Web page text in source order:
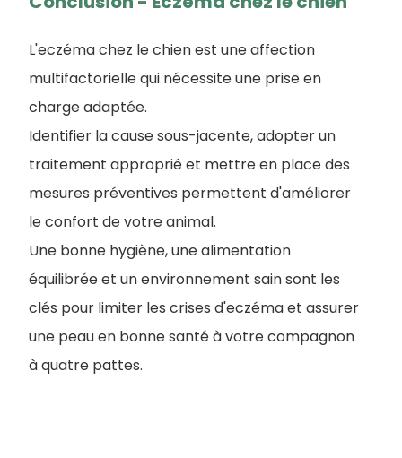
L'eczéma chez le chien est une affection
multifactorielle qui nécessite une prise en
charge adaptée.
Identifier la cause sous-jacente, adopter un
traitement approprié et mettre en place des
mesures préventives permettent d'améliorer
le confort de votre animal.
Une bonne hygiène, une alimentation
équilibrée et un environnement sain sont les
clés pour limiter les crises d'eczéma et assurer
une peau en bonne santé à votre compagnon
à quatre pattes.